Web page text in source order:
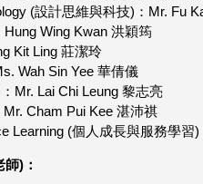
(設計思維與科技)：Mr. Fu
Wing Kwan 洪穎筠
Kit Ling 莊潔玲
Wah Sin Yee 華倩儀
Mr. Lai Chi Leung 黎志亮
Cham Pui Kee 湛沛祺
Learning (個人成長與服務學習
)：